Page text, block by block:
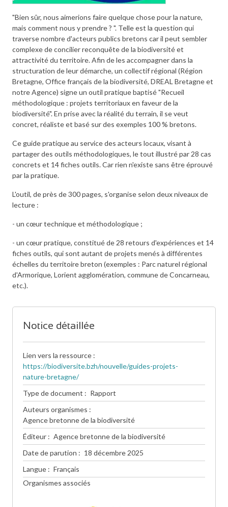
"Bien sûr, nous aimerions faire quelque chose pour la nature,
mais comment nous y prendre ? ". Telle est la question qui
traverse nombre d'acteurs publics bretons car il peut sembler
complexe de concilier reconquête de la biodiversité et
attractivité du territoire. Afin de les accompagner dans la
structuration de leur démarche, un collectif régional (Région
Bretagne, Office français de la biodiversité, DREAL Bretagne et
notre Agence) signe un outil pratique baptisé "Recueil
méthodologique : projets territoriaux en faveur de la
biodiversité". En prise avec la réalité du terrain, il se veut
concret, réaliste et basé sur des exemples 100 % bretons.
Ce guide pratique au service des acteurs locaux, visant à
partager des outils méthodologiques, le tout illustré par 28 cas
concrets et 14 fiches outils. Car rien n'existe sans être éprouvé
par la pratique.
L'outil, de près de 300 pages, s'organise selon deux niveaux de
lecture :
- un cœur technique et méthodologique ;
- un cœur pratique, constitué de 28 retours d'expériences et 14
fiches outils, qui sont autant de projets menés à différentes
échelles du territoire breton (exemples : Parc naturel régional
d'Armorique, Lorient agglomération, commune de Concarneau,
etc.).
Notice détaillée
Lien vers la ressource
https://biodiversite.bzh/nouvelle/guides-projets-
nature-bretagne/
Type de document
Rapport
Auteurs organismes
Agence bretonne de la biodiversité
Éditeur
Agence bretonne de la biodiversité
Date de parution
18 décembre 2025
Langue
Français
Organismes associés